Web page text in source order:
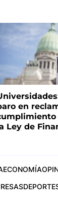
en
Ley de
ECONOMÍA